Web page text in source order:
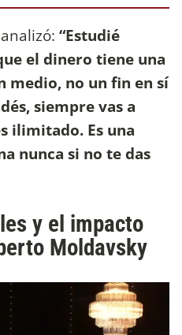
“Estudié
el dinero tiene una
medio, no un fin en sí
siempre vas a
ilimitado. Es una
nunca si no te das
y el impacto
Moldavsky